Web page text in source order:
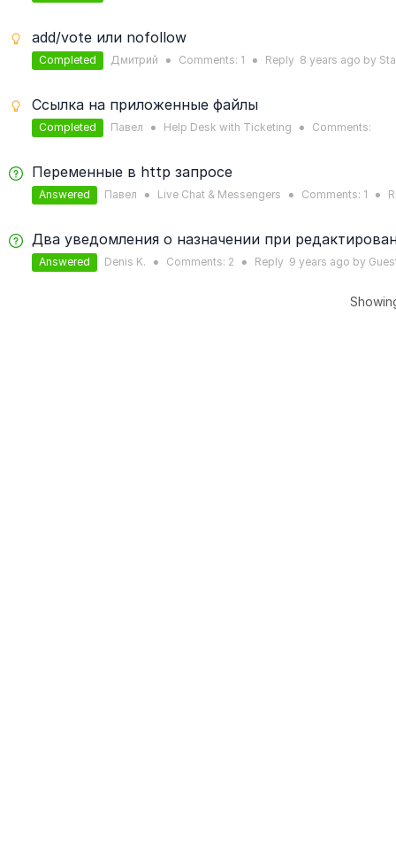
add/vote или nofollow
Completed Дмитрий ● Comments: 1 ● Reply 8 years ago by
Ссылка на приложенные файлы
Completed Павел ● Help Desk with Ticketing ● Comments:
Переменные в http запросе
Answered Павел ● Live Chat & Messengers ● Comments: 1 ●
Два уведомления о назначении при
Answered Denis K. ● Comments: 2 ● Reply 9 years ago by